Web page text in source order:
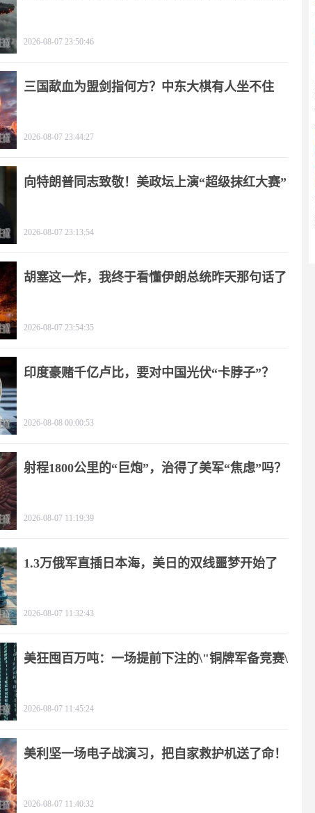
2026-08-07 23:50:46
三国歃血为盟剑指何方？中东大棋有人坐不住
2026-08-07 23:44:27
向特朗普同志致敬！美政坛上演“超级抹红大赛”
2026-08-07 23:13:54
胡塞这一炸，我终于看懂伊朗总统昨天那句话了
2026-08-07 23:54:35
印度豪赌千亿卢比，要对中国光伏“卡脖子”？
2026-08-08 00:00:53
射程1800公里的“巨炮”，治得了美军“焦虑”吗？
2026-08-07 11:19:39
1.3万俄军直插日本海，美日的双线噩梦开始了
2026-08-07 11:32:43
美狂囤百万吨：一场提前下注的\"铜牌军备竞赛\"
2026-08-07 11:45:24
美利坚一场电子战演习，把自家救护机送了命！
2026-08-07 11:40:32